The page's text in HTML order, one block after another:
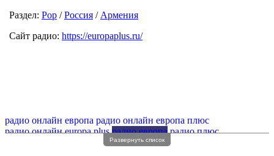
Раздел: Pop /Россия / Армения
Сайт радио: https://europaplus.ru/
радио онлайн европа радио онлайн европа плюс
радио онлайн europa plus радио европа радио плюс
радио европа волна
Развернуть список